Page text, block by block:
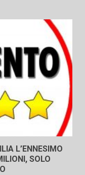
L’ENNESIMO
SOLO